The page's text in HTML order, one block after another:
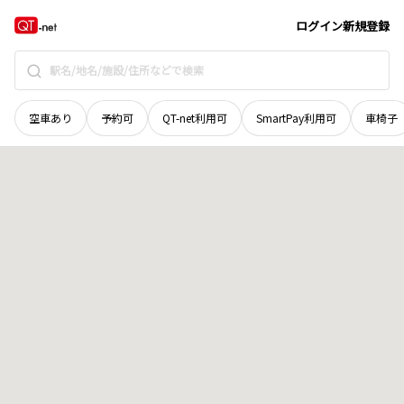
ログイン新規登録
空車あり 予約可 QT-net利用可 SmartPay利用可 車椅子
和歌山県